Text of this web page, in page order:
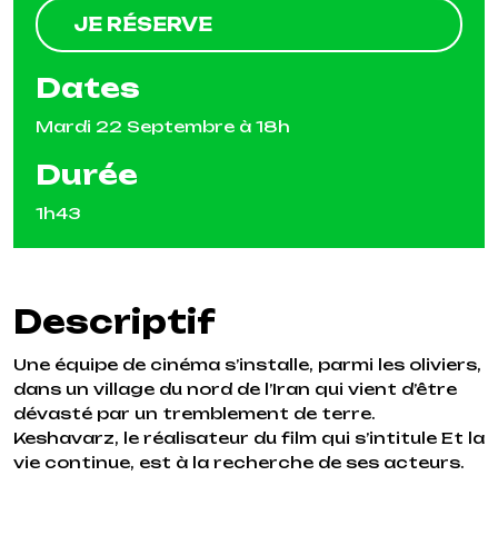
JE RÉSERVE
Dates
Mardi 22 Septembre à 18h
Durée
1h43
Descriptif
Une équipe de cinéma s’installe, parmi les oliviers,
dans un village du nord de l’Iran qui vient d’être
dévasté par un tremblement de terre.
Keshavarz, le réalisateur du film qui s’intitule Et la
vie continue, est à la recherche de ses acteurs.